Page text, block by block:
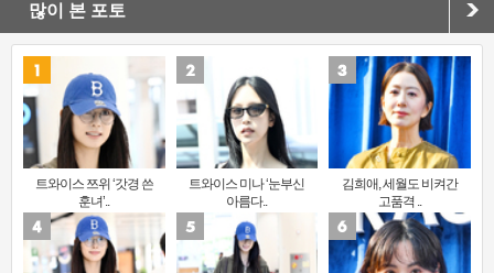
많이 본 포토
트와이스 쯔위 ‘갓경 쓴
훈녀’..
트와이스 미나 ‘눈부신
아름다..
김희애, 세월도 비켜간
고품격 ..